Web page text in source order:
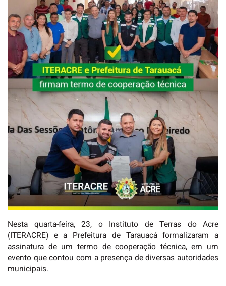
Nesta quarta-feira, 23, o Instituto de Terras do Acre
(ITERACRE) e a Prefeitura de Tarauacá formalizaram a
assinatura de um termo de cooperação técnica, em um
evento que contou com a presença de diversas autoridades
municipais.